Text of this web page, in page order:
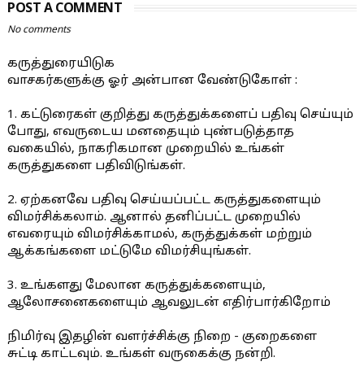
POST A COMMENT
No comments
கருத்துரையிடுக
வாசகர்களுக்கு ஓர் அன்பான வேண்டுகோள் :
1. கட்டுரைகள் குறித்து கருத்துக்களைப் பதிவு செய்யும்
போது, எவருடைய மனதையும் புண்படுத்தாத
வகையில், நாகரிகமான முறையில் உங்கள்
கருத்துகளை பதிவிடுங்கள்.
2. ஏற்கனவே பதிவு செய்யப்பட்ட கருத்துகளையும்
விமர்சிக்கலாம். ஆனால் தனிப்பட்ட முறையில்
எவரையும் விமர்சிக்காமல், கருத்துக்கள் மற்றும்
ஆக்கங்களை மட்டுமே விமர்சியுங்கள்.
3. உங்களது மேலான கருத்துக்களையும்,
ஆலோசனைகளையும் ஆவலுடன் எதிர்பார்கிறோம்
நிமிர்வு இதழின் வளர்ச்சிக்கு நிறை - குறைகளை
சுட்டி காட்டவும். உங்கள் வருகைக்கு நன்றி.